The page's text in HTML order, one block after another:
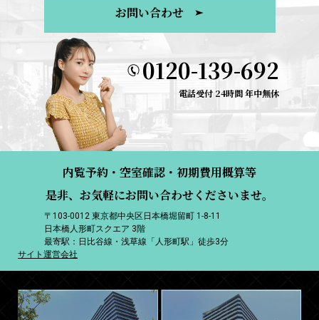
お問い合わせ
0120-139-692
電話受付 24時間 年中無休
内覧予約・空室確認・初期費用概算等
是非、お気軽にお問い合わせくださいませ。
〒103-0012 東京都中央区日本橋堀留町 1-8-11
日本橋人形町スクエア 3階
最寄駅：日比谷線・浅草線「人形町駅」徒歩3分
サイト運営会社